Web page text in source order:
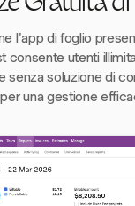
l'app di foglio
consente utenti
senza soluzione di
una gestione